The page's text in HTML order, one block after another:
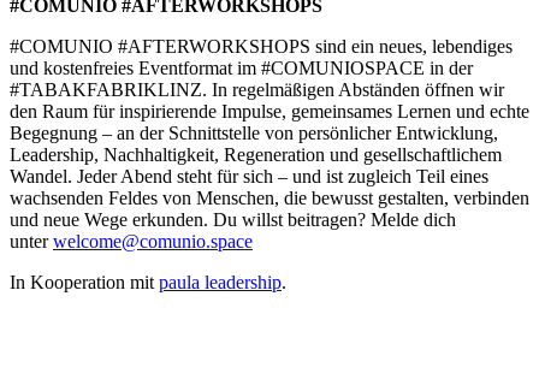
​#COMUNIO #AFTERWORKSHOPS
​#COMUNIO #AFTERWORKSHOPS sind ein neues, lebendiges
und kostenfreies Eventformat im #COMUNIOSPACE in der
#TABAKFABRIKLINZ. In regelmäßigen Abständen öffnen wir
den Raum für inspirierende Impulse, gemeinsames Lernen und echte
Begegnung – an der Schnittstelle von persönlicher Entwicklung,
Leadership, Nachhaltigkeit, Regeneration und gesellschaftlichem
Wandel. Jeder Abend steht für sich – und ist zugleich Teil eines
wachsenden Feldes von Menschen, die bewusst gestalten, verbinden
und neue Wege erkunden. Du willst beitragen? Melde dich
unterwelcome@comunio.space
In Kooperation mit paula leadership.